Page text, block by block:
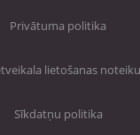
Privātuma politika
lietošanas
Sīkdatņu politika